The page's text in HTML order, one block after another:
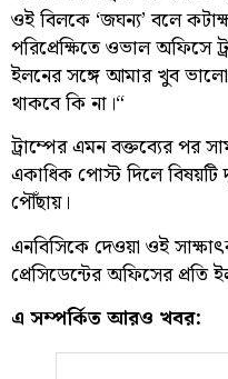
ওই বিলকে ‘জঘন্য’ বলে
পরিপ্রেক্ষিতে ওভাল অফিসে
ইলনের সঙ্গে আমার খুব
থাকবে কি না।“
ট্রাম্পের এমন বক্তব্যের পর
একাধিক পোস্ট দিলে বিষয়টি
পৌঁছায়।
এনবিসিকে দেওয়া ওই
প্রেসিডেন্টের অফিসের
এ সম্পর্কিত আরও খবর: